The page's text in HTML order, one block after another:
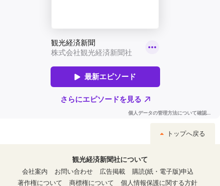
トップへ戻る
観光経済新聞社について
会社案内
お問い合わせ 広告掲載
購読(紙・電子版)申込
著作権について
商標権について 個人情報保護に関する方針